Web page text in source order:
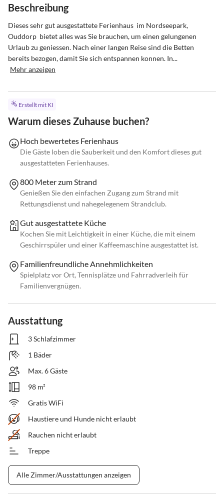
Beschreibung
Dieses sehr gut ausgestattete Ferienhaus  im Nordseepark,
Ouddorp  bietet alles was Sie brauchen, um einen gelungenen
Urlaub zu geniessen. Nach einer langen Reise sind die Betten
bereits bezogen, damit Sie sich entspannen konnen. In...
Mehr anzeigen
Erstellt mit KI
Warum dieses Zuhause buchen?
Hoch bewertetes Ferienhaus
Die Gäste loben die Sauberkeit und den Komfort dieses gut
ausgestatteten Ferienhauses.
800 Meter zum Strand
Genießen Sie den einfachen Zugang zum Strand mit
Rettungsdienst und nahegelegenem Strandclub.
Gut ausgestattete Küche
Kochen Sie mit Leichtigkeit in einer Küche, die mit einem
Geschirrspüler und einer Kaffeemaschine ausgestattet ist.
Familienfreundliche Annehmlichkeiten
Spielplatz vor Ort, Tennisplätze und Fahrradverleih für
Familienvergnügen.
Ausstattung
3 Schlafzimmer
1 Bäder
Max. 6 Gäste
98 m²
Gratis WiFi
Haustiere und Hunde nicht erlaubt
Rauchen nicht erlaubt
Treppe
Alle Zimmer/Ausstattungen anzeigen